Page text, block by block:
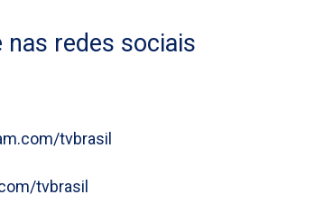
nas redes sociais
tvbrasil
tvbrasil